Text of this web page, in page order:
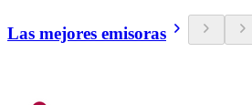
Las mejores emisoras